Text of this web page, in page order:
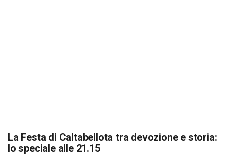
La Festa di Caltabellota tra devozione e storia:
lo speciale alle 21.15